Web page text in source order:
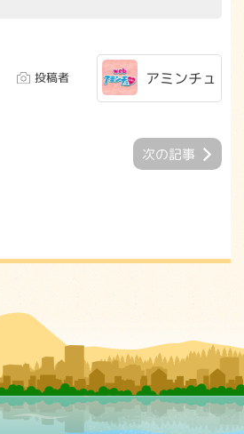
投稿者 アミンチュ
次の記事